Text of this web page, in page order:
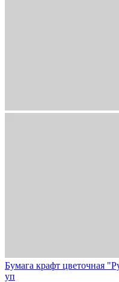
Бумага крафт цветочная
уп